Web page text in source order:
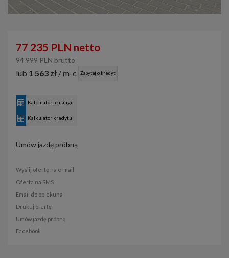
77 235 PLN netto
94 999 PLN brutto
lub 1 563 zł / m-c Zapytaj o kredyt
Kalkulator leasingu
Kalkulator kredytu
Umów jazdę próbną
Wyślij ofertę na e-mail
Oferta na SMS
Email do opiekuna
Drukuj ofertę
Umów jazdę próbną
Facebook